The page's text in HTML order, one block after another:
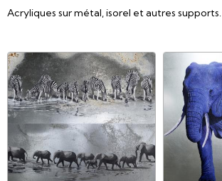
Acryliques sur métal, isorel et autres supports.